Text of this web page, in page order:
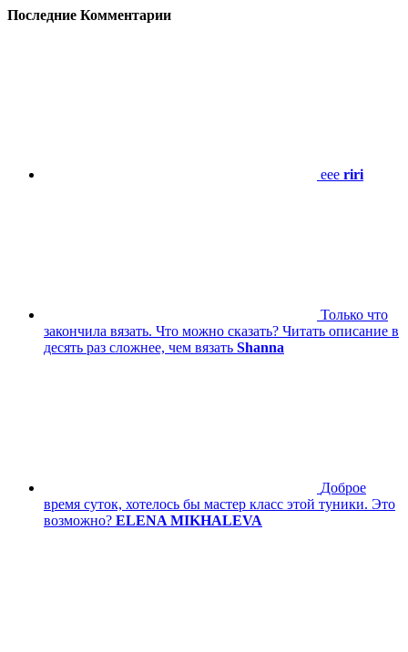
Последние Комментарии
eee riri
Только что
закончила вязать. Что можно сказать? Читать описание в
десять раз сложнее, чем вязать Shanna
Доброе
время суток, хотелось бы мастер класс этой туники. Это
возможно? ELENA MIKHALEVA